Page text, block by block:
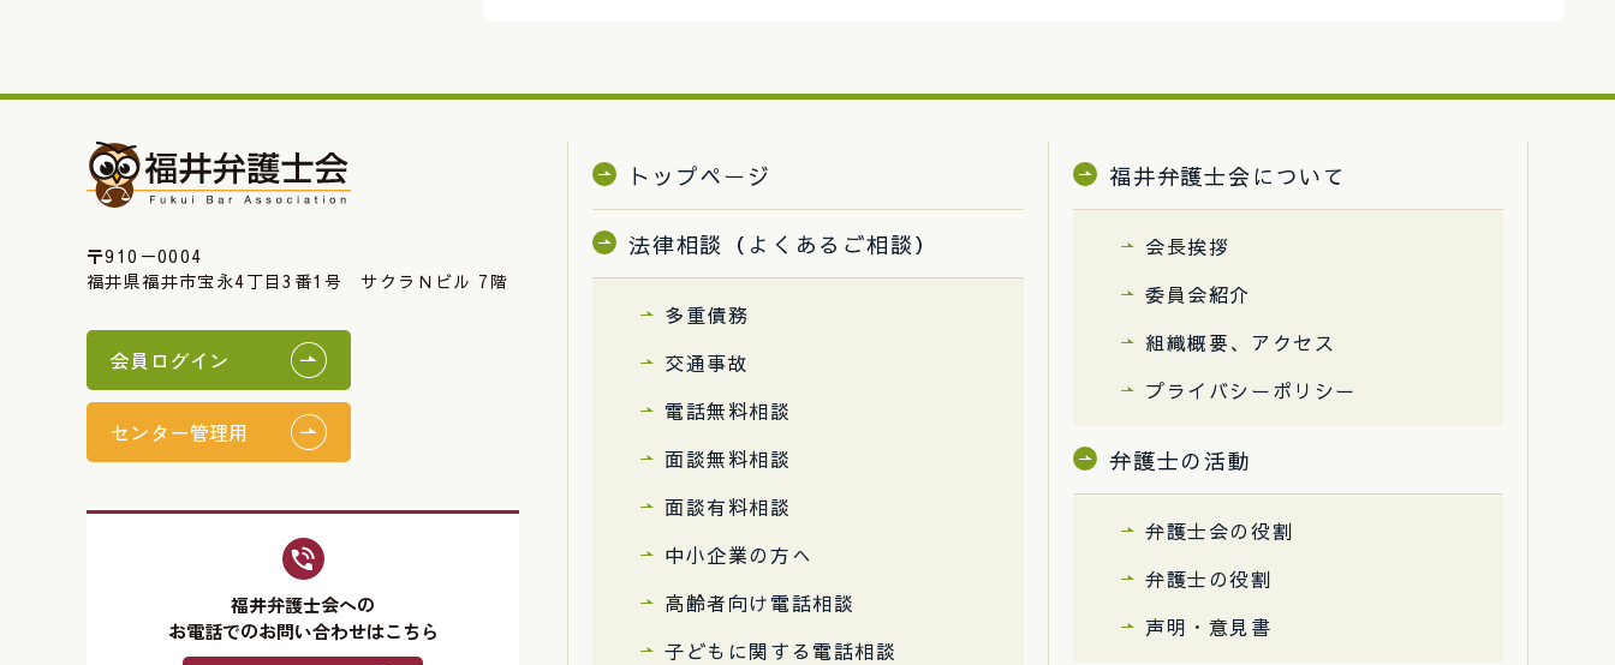
〒910－0004
福井県福井市宝永4丁目3番1号 サクラＮビル 7階
会員ログイン
センター管理用
福井弁護士会への
お電話でのお問い合わせはこちら
トップページ
法律相談（よくあるご相談）
多重債務
交通事故
電話無料相談
面談無料相談
面談有料相談
中小企業の方へ
高齢者向け電話相談
子どもに関する電話相談
福井弁護士会について
会長挨拶
委員会紹介
組織概要、アクセス
プライバシーポリシー
弁護士の活動
弁護士会の役割
弁護士の役割
声明・意見書